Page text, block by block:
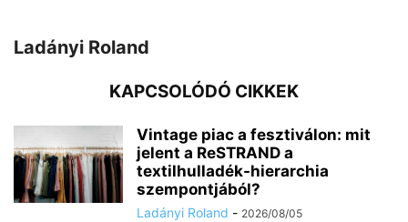
Ladányi Roland
KAPCSOLÓDÓ CIKKEK
Vintage piac a fesztiválon: mit
jelent a ReSTRAND a
textilhulladék-hierarchia
szempontjából?
Ladányi Roland - 2026/08/05